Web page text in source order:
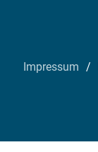
Impressum